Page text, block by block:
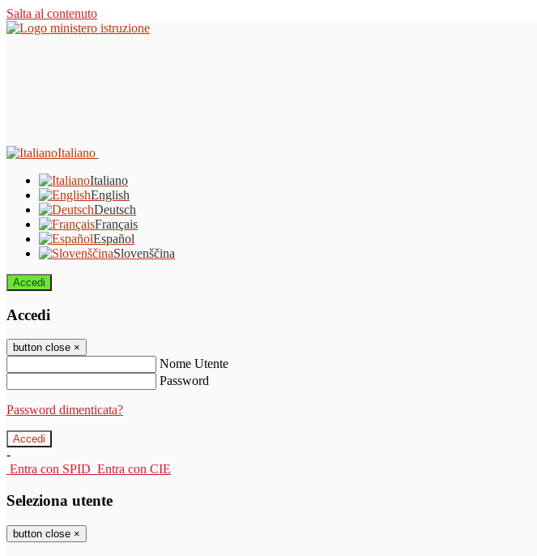
Salta al contenuto
Italiano
Italiano
English
Deutsch
Français
Español
Slovenščina
Accedi
Accedi
button close ×
Nome Utente
Password
Password dimenticata?
-
Entra con SPID Entra con CIE
Seleziona utente
button close ×